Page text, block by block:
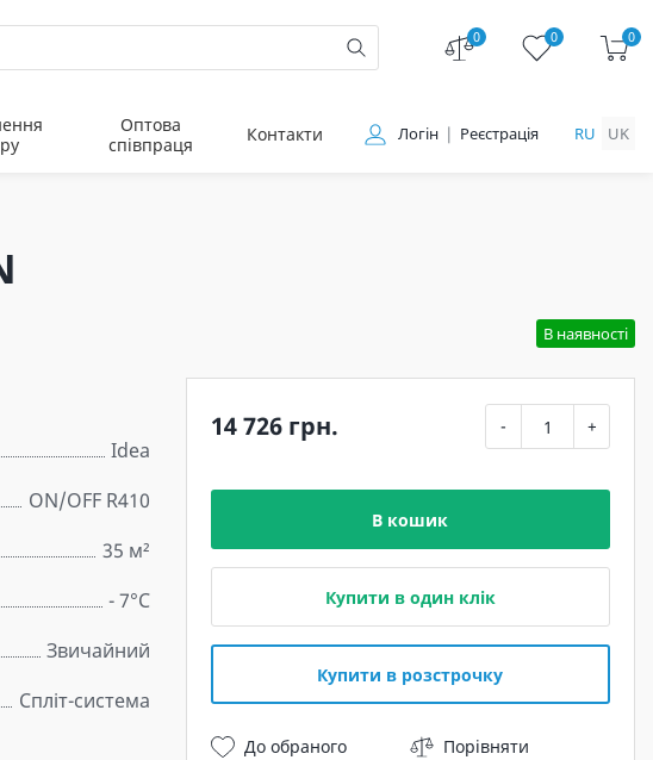
0 0 0
Оптова
співпраця
Контакти Логін Реєстрація RU UK
В наявності
Idea
ON/OFF R410
35 м²
- 7°C
Звичайний
Спліт-система
14 726 грн. - +
В кошик
Купити в один клік
Купити в розстрочку
До обраного Порівняти